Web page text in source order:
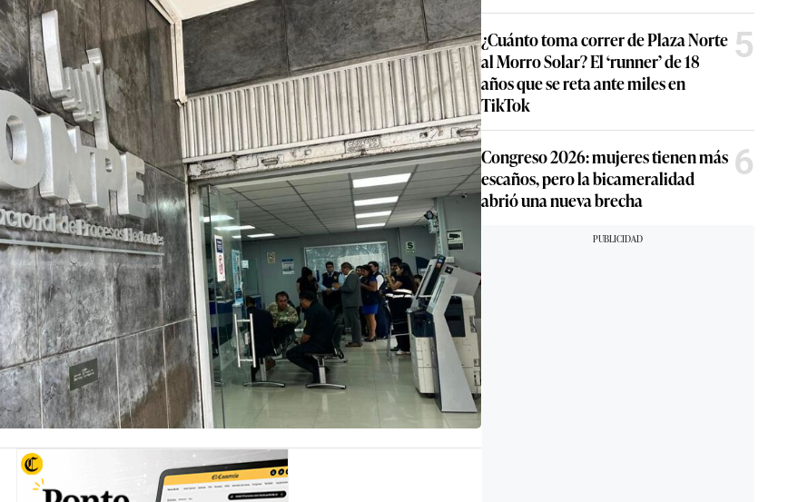
¿Cuánto toma correr de Plaza Norte
al Morro Solar? El ‘runner’ de 18
años que se reta ante miles en
TikTok
5
Congreso 2026: mujeres tienen más
escaños, pero la bicameralidad
abrió una nueva brecha
6